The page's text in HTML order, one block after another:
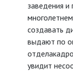
заведения и
создавать
выдают по
увидит